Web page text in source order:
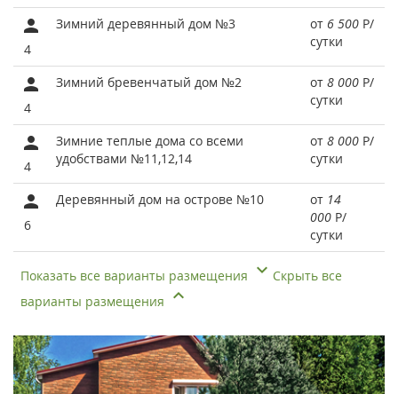
4
Зимний деревянный дом №3 от 6 500 Р/
сутки
4
Зимний бревенчатый дом №2 от 8 000 Р/
сутки
4
Зимние теплые дома со всеми
удобствами №11,12,14
от 8 000 Р/
сутки
6
Деревянный дом на острове №10 от 14
000 Р/
сутки
Показать все варианты размещения
Скрыть все
варианты размещения